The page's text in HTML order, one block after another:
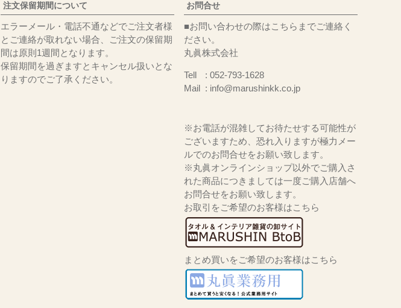
注文保留期間について
エラーメール・電話不通などでご注文者様
とご連絡が取れない場合、ご注文の保留期
間は原則1週間となります。
保留期間を過ぎますとキャンセル扱いとな
りますのでご了承ください。
お問合せ
■お問い合わせの際はこちらまでご連絡く
ださい。
丸眞株式会社
Tell
052-793-1628
Mail
info@marushinkk.co.jp
※お電話が混雑してお待たせする可能性が
ございますため、恐れ入りますが極力メー
ルでのお問合せをお願い致します。
※丸眞オンラインショップ以外でご購入さ
れた商品につきましては一度ご購入店舗へ
お問合せをお願い致します。
お取引をご希望のお客様はこちら
まとめ買いをご希望のお客様はこちら